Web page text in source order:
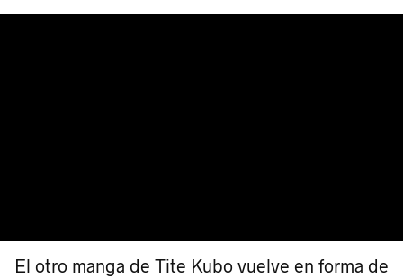
El otro manga de Tite Kubo vuelve en forma de